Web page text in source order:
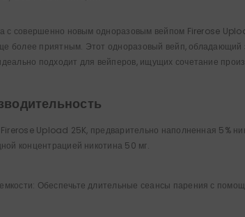
с совершенно новым одноразовым вейпом Firerose
более приятным. Этот одноразовый вейп,
подходит для вейперов, ищущих сочетание
Upload 25K, предварительно наполненная 5%
концентрацией никотина 50 мг.
Обеспечьте длительные сеансы парения с